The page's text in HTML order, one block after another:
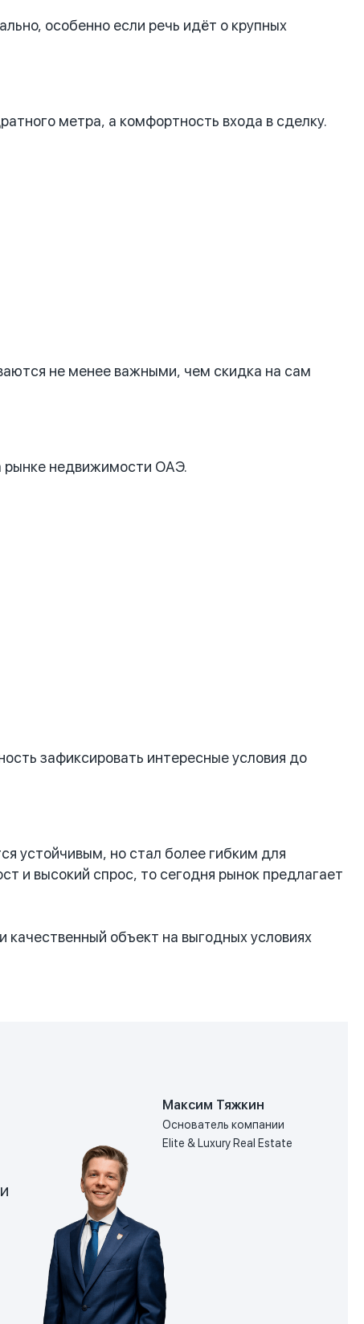
особенно если речь идёт о крупных
метра, а комфортность входа в сделку.
не менее важными, чем скидка на сам
рынке недвижимости ОАЭ.
зафиксировать интересные условия до
устойчивым, но стал более гибким для
и высокий спрос, то сегодня рынок предлагает
объект на выгодных условиях
Максим Тяжкин
Основатель компании
Elite & Luxury Real Estate